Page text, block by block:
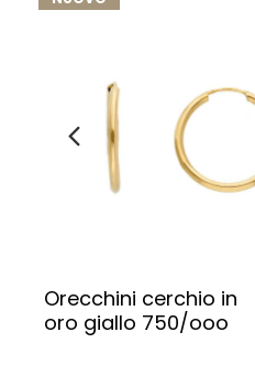
Orecchini cerchio in
oro giallo 750/ooo